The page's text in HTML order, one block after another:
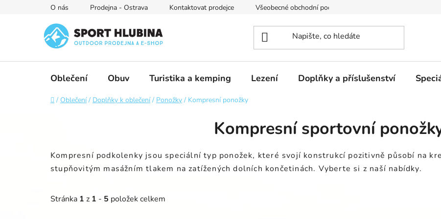
O nás Prodejna - Ostrava Kontaktovat prodejce Všeobecné obchodní podmínky Podmínky ochrany
Oblečení Obuv Turistika a kemping Lezení Doplňky a příslušenství
Domů
/ Oblečení / Doplňky k oblečení / Ponožky / Kompresní ponožky
Kompresní sportovní
Kompresní podkolenky jsou speciální typ ponožek, které svojí konstrukcí pozitivně působí na
stupňovitým masážním tlakem na zatížených dolních končetinách. Vyberte si z naší nabídky.
Stránka 1 z 1 - 5 položek celkem